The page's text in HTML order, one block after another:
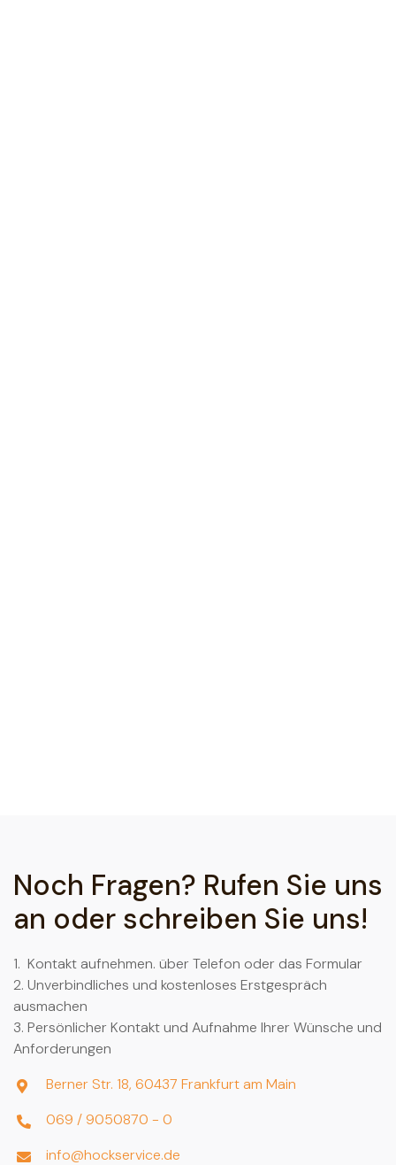
Noch Fragen? Rufen Sie uns
an oder schreiben Sie uns!
1. Kontakt aufnehmen. über Telefon oder das Formular
2. Unverbindliches und kostenloses Erstgespräch
ausmachen
3. Persönlicher Kontakt und Aufnahme Ihrer Wünsche und
Anforderungen
 Berner Str. 18, 60437 Frankfurt am Main
 069 / 9050870 - 0
 info@hockservice.de